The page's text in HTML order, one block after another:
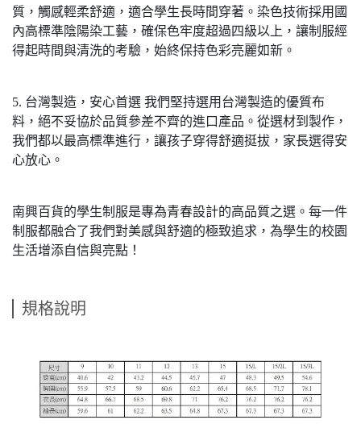
質，觸感輕柔舒適，適合學生長時間穿著。染色技術採用國
內高標準陰陽染工藝，確保色牢度超過四級以上，讓制服經
得起時間與清洗的考驗，始終保持色彩亮麗如新。
5. 台灣製造，安心首選 我們堅持選用台灣製造的優質布
料，絕不妥協於品質參差不齊的進口產品。從選材到製作，
我們都以最高標準進行，讓孩子穿得舒適挺拔，家長選得安
心放心。
南興百貨的學生制服是專為青春設計的高品質之選。每一件
制服都融合了我們對美感與舒適的極致追求，為學生的校園
生活增添自信與亮點！
規格說明